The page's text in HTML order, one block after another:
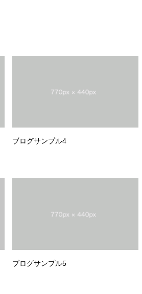
ブログサンプル4
ブログサンプル5